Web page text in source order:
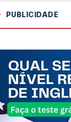
PUBLICIDADE